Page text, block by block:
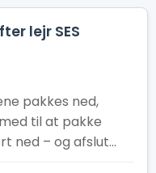
lejr SES
pakkes ned,
til at pakke
ned – og afslut